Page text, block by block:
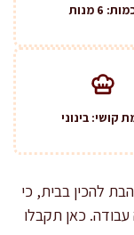
6 מנות
קושי: בינוני
להכין בבית, כי
עבודה. כאן תקבלו